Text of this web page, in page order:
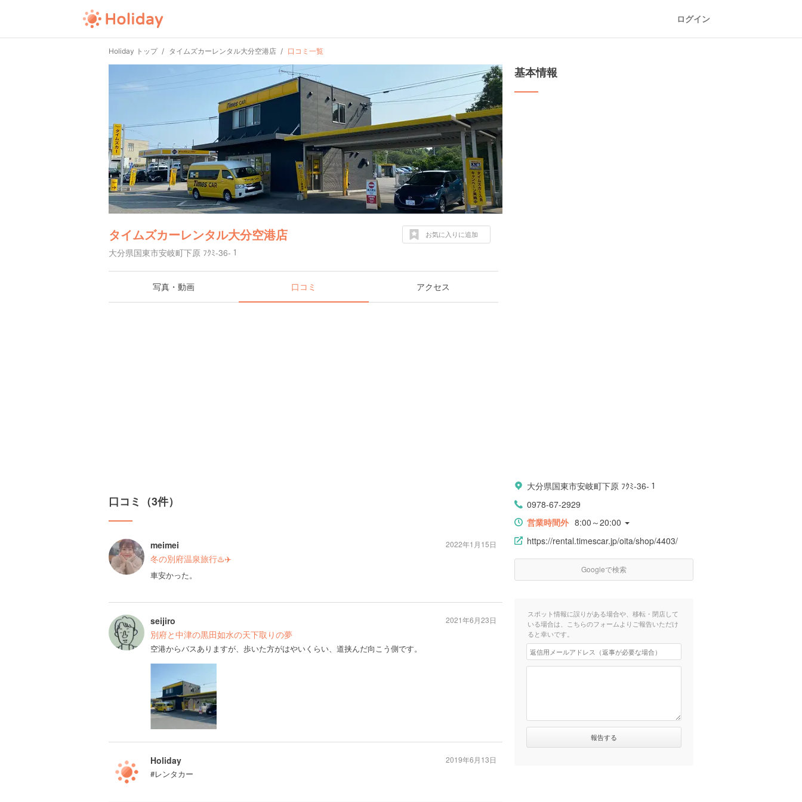
ログイン
Holiday トップ タイムズカーレンタル大分空港店 口コミ一覧
タイムズカーレンタル大分空港店
大分県国東市安岐町下原 ﾌｸﾐ-36-１
お気に入りに追加
写真・動画 口コミ アクセス
口コミ（3件）
meimei
冬の別府温泉旅行♨️✈️
車安かった。
2022年1月15日
seijiro
別府と中津の黒田如水の天下取りの夢
空港からバスありますが、歩いた方がはやいくらい、道挟んだ向こう側です。
2021年6月23日
Holiday
#レンタカー
2019年6月13日
基本情報
大分県国東市安岐町下原 ﾌｸﾐ-36-１
0978-67-2929
営業時間外 8:00～20:00
https://rental.timescar.jp/oita/shop/4403/
Googleで検索
スポット情報に誤りがある場合や、移転・閉店して
いる場合は、こちらのフォームよりご報告いただけ
ると幸いです。